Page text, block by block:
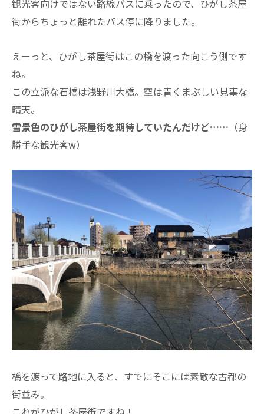
観光客向けではない路線バスに乗ったので、ひがし茶屋
街からちょっと離れたバス停に降りました。
えーっと、ひがし茶屋街はこの橋を渡った向こう側です
ね。
この立派な石橋は浅野川大橋。空は青くまぶしい見事な
晴天。
雪景色のひがし茶屋街を期待していたんだけど…… （身
勝手な観光客w）
橋を渡って路地に入ると、すでにそこには素敵な古都の
街並み。